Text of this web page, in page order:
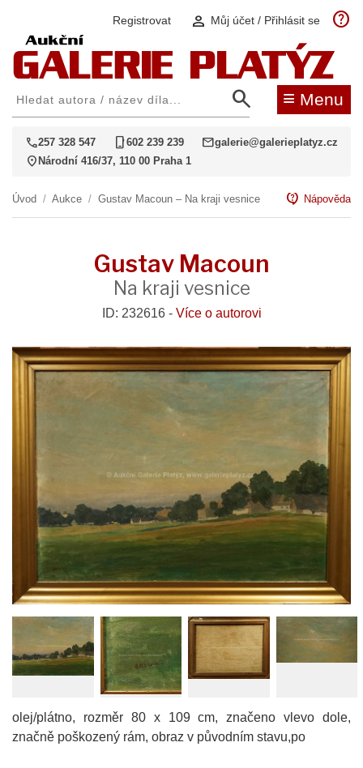
Registrovat person Můj účet / Přihlásit se help
search ≡ Menu
call257 328 547 phone_iphone602 239 239 mailgalerie@galerieplatyz.cz
location_on Národní 416/37, 110 00 Praha 1
Úvod / Aukce / Gustav Macoun – Na kraji vesnice contact_support Nápověda
Gustav Macoun
Na kraji vesnice
ID: 232616 - Více o autorovi
olej/plátno, rozměr 80 x 109 cm, značeno vlevo dole,
značně poškozený rám, obraz v původním stavu,po